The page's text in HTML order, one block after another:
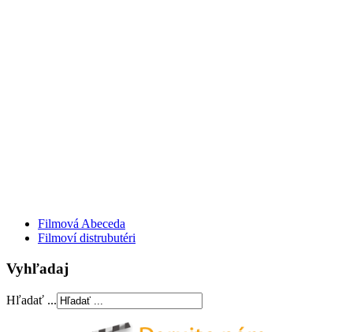
Filmová Abeceda
Filmoví distrubutéri
Vyhľadaj
Hľadať ...